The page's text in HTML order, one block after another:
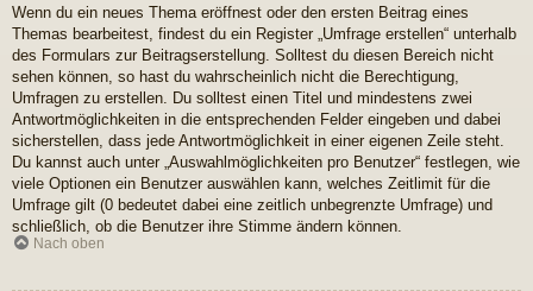
Wenn du ein neues Thema eröffnest oder den ersten Beitrag eines
Themas bearbeitest, findest du ein Register „Umfrage erstellen“ unterhalb
des Formulars zur Beitragserstellung. Solltest du diesen Bereich nicht
sehen können, so hast du wahrscheinlich nicht die Berechtigung,
Umfragen zu erstellen. Du solltest einen Titel und mindestens zwei
Antwortmöglichkeiten in die entsprechenden Felder eingeben und dabei
sicherstellen, dass jede Antwortmöglichkeit in einer eigenen Zeile steht.
Du kannst auch unter „Auswahlmöglichkeiten pro Benutzer“ festlegen, wie
viele Optionen ein Benutzer auswählen kann, welches Zeitlimit für die
Umfrage gilt (0 bedeutet dabei eine zeitlich unbegrenzte Umfrage) und
schließlich, ob die Benutzer ihre Stimme ändern können.
Nach oben